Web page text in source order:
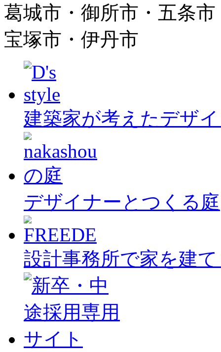
葛城市・御所市・五条
宝塚市・伊丹市
建築家が考えたデザ
デザイナーとつくる庭
設計事務所で家を建